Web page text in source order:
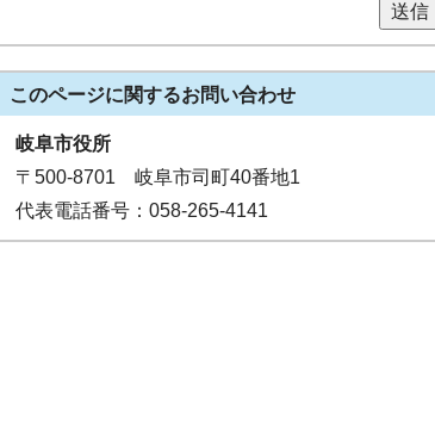
送信
このページに関するお問い合わせ
岐阜市役所
〒500-8701 岐阜市司町40番地1
代表電話番号：058-265-4141